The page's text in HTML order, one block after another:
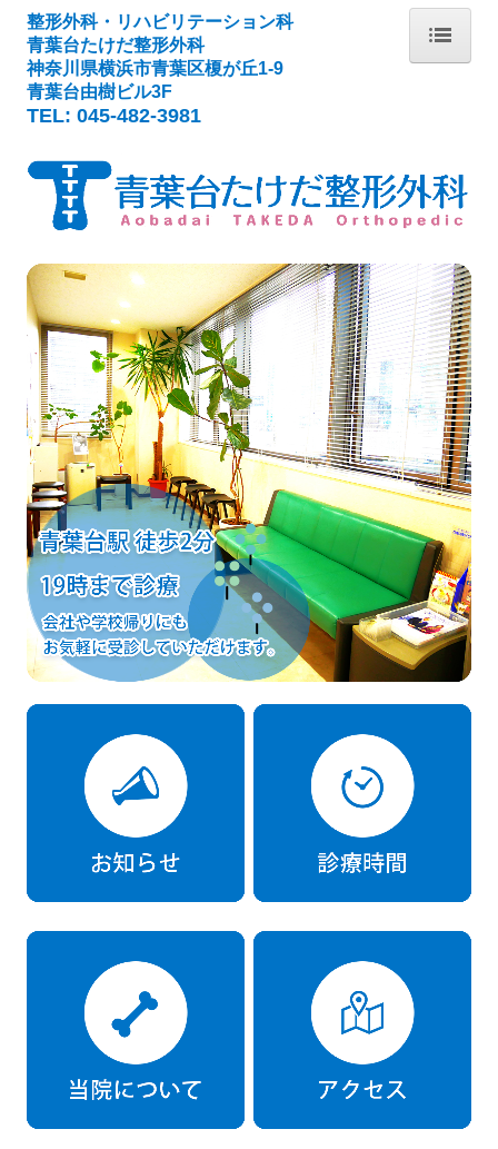
ホーム
当院について
初診の方へ
ご予約について
神経ブロック療法
骨粗鬆症
リハビリテーション
スポーツ整形
施設・設備など
アクセス
スタッフ募集
整形外科・リハビリテーション科
青葉台たけだ整形外科
神奈川県横浜市青葉区榎が丘1-9
青葉台由樹ビル3F
TEL:045-482-3981